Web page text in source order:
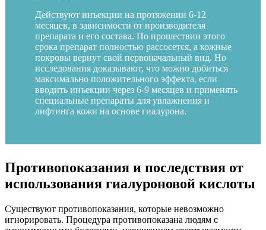
Действуют инъекции на протяжении 6-12
месяцев, в зависимости от производителя
препарата и его состава. По прошествии этого
срока препарат полностью рассосется, а кожные
покровы вернут свой первоначальный вид. Но
исследования доказывают, что можно добиться
максимально положительного эффекта, если
вводить инъекции через 6-9 месяцев и применять
специальные препараты для увлажнения и
лифтинга кожи на основе гиалурона.
Противопоказания и последствия от
использования гиалуроновой кислоты
Существуют противопоказания, которые невозможно
игнорировать. Процедура противопоказана людям с